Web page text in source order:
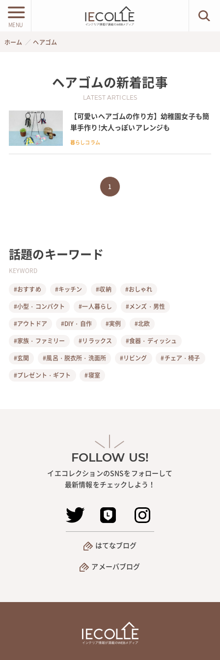
MENU
ホーム ヘアゴム
ヘアゴムの新着記事
LATEST ARTICLES
【可愛いヘアゴムの作り方】幼稚園女子も簡
単手作り!大人っぽいアレンジも
暮らしコラム
1
話題のキーワード
KEYWORD
#おすすめ #キッチン #収納
#おしゃれ
#小型・コンパクト
#一人暮らし
#メンズ・男性
#アウトドア
#DIY・自作 #実例
#北欧
#家族・ファミリー
#リラックス
#食器・ディッシュ
#玄関
#風呂・脱衣所・洗面所 #リビング
#チェア・椅子
#プレゼント・ギフト
#寝室
FOLLOW US!
イエコレクションのSNSをフォローして
最新情報をチェックしよう！
はてなブログ
アメーバブログ